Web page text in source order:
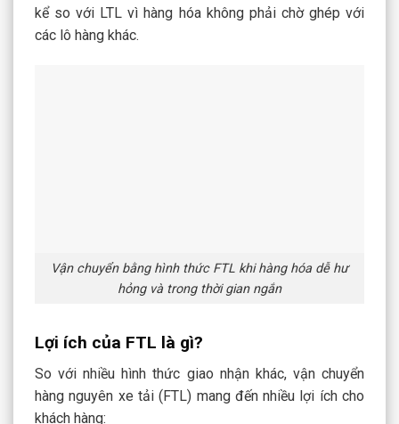
kể so với LTL vì hàng hóa không phải chờ ghép với
các lô hàng khác.
Vận chuyển bằng hình thức FTL khi hàng hóa dễ hư
hỏng và trong thời gian ngắn
Lợi ích của FTL là gì?
So với nhiều hình thức giao nhận khác, vận chuyển
hàng nguyên xe tải (FTL) mang đến nhiều lợi ích cho
khách hàng: